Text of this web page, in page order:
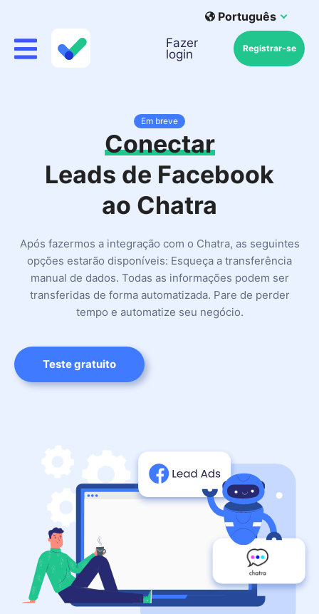
Português
Fazer
login
Registrar-se
Em breve
Conectar
Leads de Facebook
ao Chatra
Após fazermos a integração com o Chatra, as seguintes
opções estarão disponíveis: Esqueça a transferência
manual de dados. Todas as informações podem ser
transferidas de forma automatizada. Pare de perder
tempo e automatize seu negócio.
Teste gratuito